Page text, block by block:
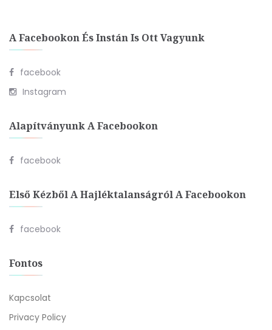
A Facebookon És Instán Is Ott Vagyunk
facebook
Instagram
Alapítványunk A Facebookon
facebook
Első Kézből A Hajléktalanságról A Facebookon
facebook
Fontos
Kapcsolat
Privacy Policy